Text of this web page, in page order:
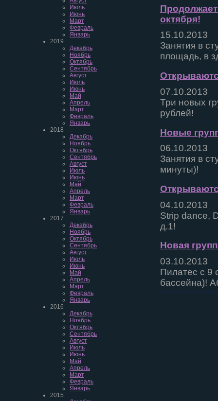
Июль
Июнь
Март
Февраль
Январь
2019
Декабрь
Ноябрь
Октябрь
Сентябрь
Август
Июль
Июнь
Май
Апрель
Март
Февраль
Январь
2018
Декабрь
Ноябрь
Октябрь
Сентябрь
Август
Июль
Июнь
Май
Апрель
Март
Февраль
Январь
2017
Декабрь
Ноябрь
Октябрь
Сентябрь
Август
Июль
Июнь
Май
Апрель
Март
Февраль
Январь
2016
Декабрь
Ноябрь
Октябрь
Сентябрь
Август
Июль
Июнь
Май
Апрель
Март
Февраль
Январь
2015
октября!
15.10.2013
Занятия в
площадь, в
07.10.2013
Три новых
рублей!
Новые
06.10.2013
Занятия в
минуты)!
04.10.2013
Strip dance,
д.1!
Новая
03.10.2013
Пилатес с 9
бассейна)!